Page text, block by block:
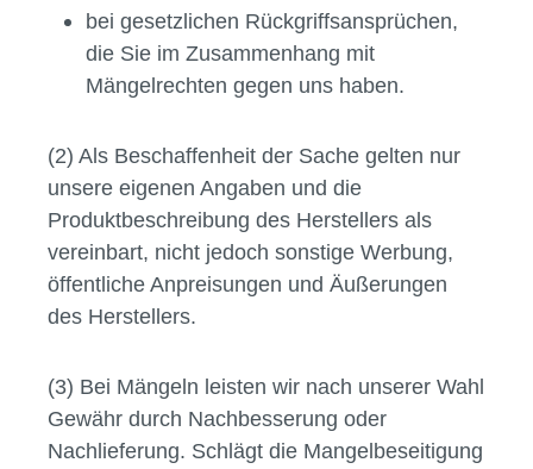
bei gesetzlichen Rückgriffsansprüchen,
die Sie im Zusammenhang mit
Mängelrechten gegen uns haben.
(2) Als Beschaffenheit der Sache gelten nur
unsere eigenen Angaben und die
Produktbeschreibung des Herstellers als
vereinbart, nicht jedoch sonstige Werbung,
öffentliche Anpreisungen und Äußerungen
des Herstellers.
(3) Bei Mängeln leisten wir nach unserer Wahl
Gewähr durch Nachbesserung oder
Nachlieferung. Schlägt die Mangelbeseitigung